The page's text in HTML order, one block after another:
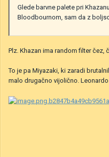
Glede barvne palete pri
Bloodbournom, sam da z
Plz. Khazan ima random filter čez,
To je pa Miyazaki, ki zaradi
malo drugačno vijolično.